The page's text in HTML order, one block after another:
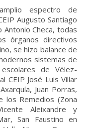
espectro de
Augusto Santiago
Antonio Checa, todas
órganos directivos
se hizo balance de
sistemas de
de Vélez-
CEIP José Luis Villar
Juan Porras,
los Remedios (Zona
Aleixandre y
San Faustino en